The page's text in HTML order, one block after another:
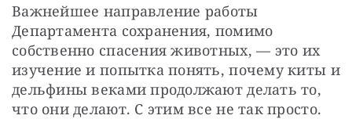
Важнейшее направление работы
Департамента сохранения, помимо
собственно спасения животных, — это их
изучение и попытка понять, почему киты и
дельфины веками продолжают делать то,
что они делают. С этим все не так просто.